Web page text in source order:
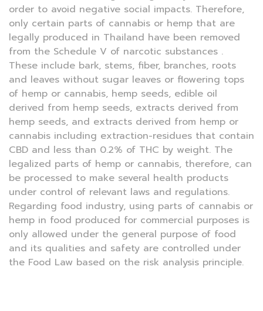
order to avoid negative social impacts. Therefore,
only certain parts of cannabis or hemp that are
legally produced in Thailand have been removed
from the Schedule V of narcotic substances .
These include bark, stems, fiber, branches, roots
and leaves without sugar leaves or flowering tops
of hemp or cannabis, hemp seeds, edible oil
derived from hemp seeds, extracts derived from
hemp seeds, and extracts derived from hemp or
cannabis including extraction-residues that contain
CBD and less than 0.2% of THC by weight. The
legalized parts of hemp or cannabis, therefore, can
be processed to make several health products
under control of relevant laws and regulations.
Regarding food industry, using parts of cannabis or
hemp in food produced for commercial purposes is
only allowed under the general purpose of food
and its qualities and safety are controlled under
the Food Law based on the risk analysis principle.